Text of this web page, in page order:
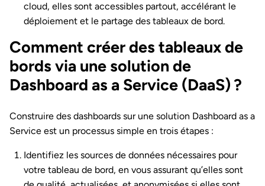
cloud, elles sont accessibles partout, accélérant le
déploiement et le partage des tableaux de bord.
Comment créer des tableaux de
bords via une solution de
Dashboard as a Service (DaaS) ?
Construire des dashboards sur une solution Dashboard as a
Service est un processus simple en trois étapes :
Identifiez les sources de données nécessaires pour
votre tableau de bord, en vous assurant qu’elles sont